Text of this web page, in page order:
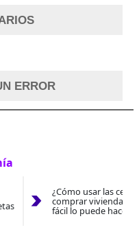
ERROR
¿Cómo usar las
comprar vivienda
fácil lo puede hacer